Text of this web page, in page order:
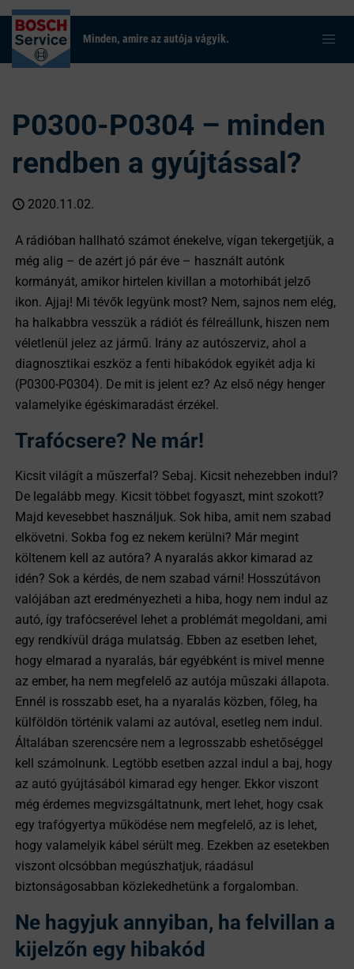
Minden, amire az autója vágyik.
P0300-P0304 – minden
rendben a gyújtással?
2020.11.02.
A rádióban hallható számot énekelve, vígan tekergetjük, a
még alig – de azért jó pár éve – használt autónk
kormányát, amikor hirtelen kivillan a motorhibát jelző
ikon. Ajjaj! Mi tévők legyünk most? Nem, sajnos nem elég,
ha halkabbra vesszük a rádiót és félreállunk, hiszen nem
véletlenül jelez az jármű. Irány az autószerviz, ahol a
diagnosztikai eszköz a fenti hibakódok egyikét adja ki
(P0300-P0304). De mit is jelent ez? Az első négy henger
valamelyike égéskimaradást érzékel.
Trafócsere? Ne már!
Kicsit világít a műszerfal? Sebaj. Kicsit nehezebben indul?
De legalább megy. Kicsit többet fogyaszt, mint szokott?
Majd kevesebbet használjuk. Sok hiba, amit nem szabad
elkövetni. Sokba fog ez nekem kerülni? Már megint
költenem kell az autóra? A nyaralás akkor kimarad az
idén? Sok a kérdés, de nem szabad várni! Hosszútávon
valójában azt eredményezheti a hiba, hogy nem indul az
autó, így trafócserével lehet a problémát megoldani, ami
egy rendkívül drága mulatság. Ebben az esetben lehet,
hogy elmarad a nyaralás, bár egyébként is mivel menne
az ember, ha nem megfelelő az autója műszaki állapota.
Ennél is rosszabb eset, ha a nyaralás közben, főleg, ha
külföldön történik valami az autóval, esetleg nem indul.
Általában szerencsére nem a legrosszabb eshetőséggel
kell számolnunk. Legtöbb esetben azzal indul a baj, hogy
az autó gyújtásából kimarad egy henger. Ekkor viszont
még érdemes megvizsgáltatnunk, mert lehet, hogy csak
egy trafógyertya működése nem megfelelő, az is lehet,
hogy valamelyik kábel sérült meg. Ezekben az esetekben
viszont olcsóbban megúszhatjuk, ráadásul
biztonságosabban közlekedhetünk a forgalomban.
Ne hagyjuk annyiban, ha felvillan a
kijelzőn egy hibakód